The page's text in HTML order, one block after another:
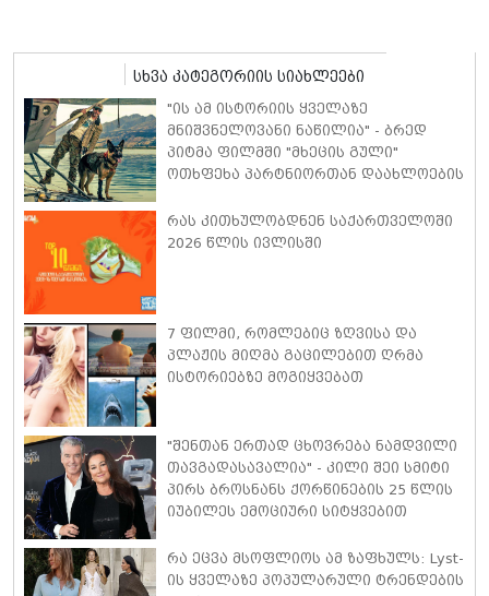
სხვა კატეგორიის სიახლეები
"ის ამ ისტორიის ყველაზე
მნიშვნელოვანი ნაწილია" - ბრედ
პიტმა ფილმში "მხეცის გული"
ოთხფეხა პარტნიორთან დაახლოების
ისაუბრა
რას კითხულობდნენ საქართველოში
2026 წლის ივლისში
7 ფილმი, რომლებიც ზღვისა და
პლაჟის მიღმა გაცილებით ღრმა
ისტორიებზე მოგიყვებათ
"შენთან ერთად ცხოვრება ნამდვილი
თავგადასავალია" - კილი შეი სმიტი
პირს ბროსნანს ქორწინების 25 წლის
იუბილეს ემოციური სიტყვებით
რა ეცვა მსოფლიოს ამ ზაფხულს: Lyst-
ის ყველაზე პოპულარული ტრენდების